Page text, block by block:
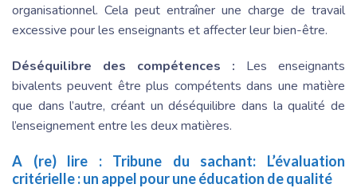
organisationnel. Cela peut entraîner une charge de travail
excessive pour les enseignants et affecter leur bien-être.
Déséquilibre des compétences : Les enseignants
bivalents peuvent être plus compétents dans une matière
que dans l’autre, créant un déséquilibre dans la qualité de
l’enseignement entre les deux matières.
A (re) lire : Tribune du sachant: L’évaluation
critérielle : un appel pour une éducation de qualité